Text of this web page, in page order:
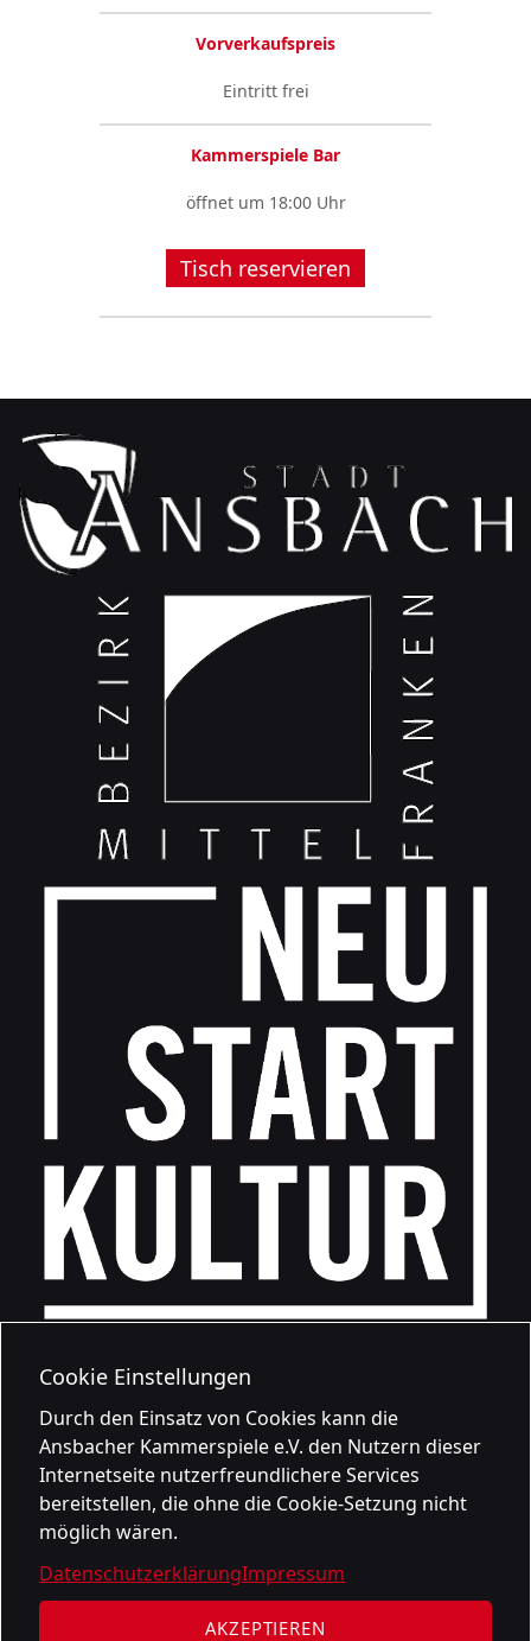
Cookie Einstellungen
Durch den Einsatz von Cookies kann die
Ansbacher Kammerspiele e.V. den Nutzern dieser
Internetseite nutzerfreundlichere Services
bereitstellen, die ohne die Cookie-Setzung nicht
möglich wären.
AKZEPTIEREN
DatenschutzerklärungImpressum
Vorverkaufspreis
Eintritt frei
Kammerspiele Bar
öffnet um 18:00 Uhr
Tisch reservieren